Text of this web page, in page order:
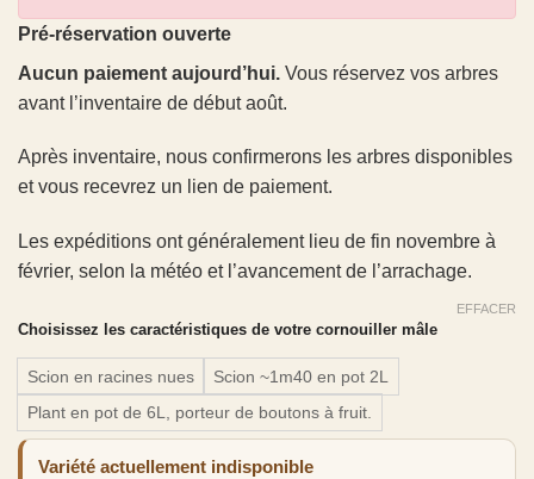
Pré-réservation ouverte
Aucun paiement aujourd’hui. Vous réservez vos arbres
avant l’inventaire de début août.
Après inventaire, nous confirmerons les arbres disponibles
et vous recevrez un lien de paiement.
Les expéditions ont généralement lieu de fin novembre à
février, selon la météo et l’avancement de l’arrachage.
Choisissez les caractéristiques de votre cornouiller mâle
Scion en racines nues
Scion ~1m40 en pot 2L
Plant en pot de 6L, porteur de boutons à fruit.
EFFACER
Variété actuellement indisponible